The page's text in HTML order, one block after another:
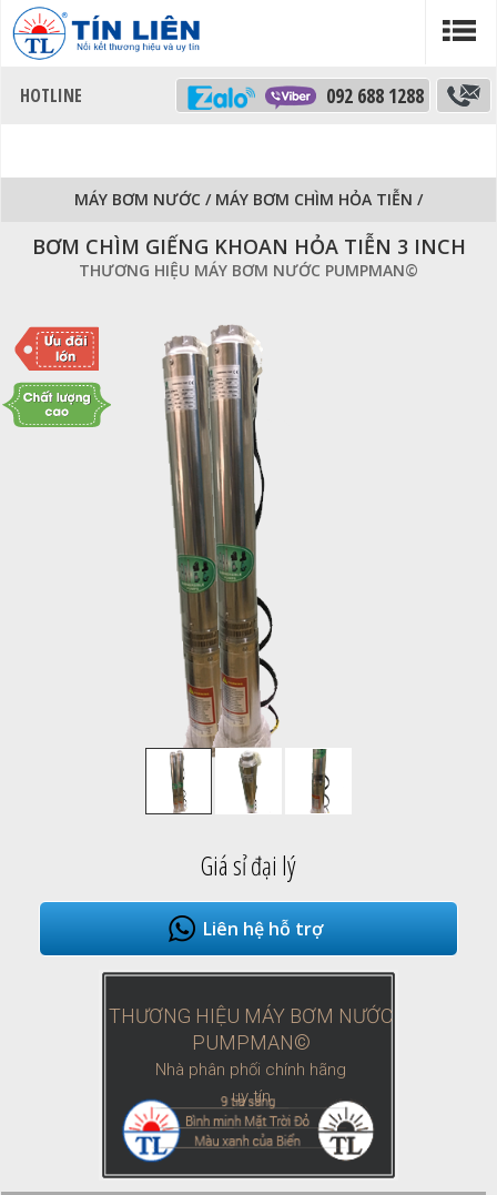
092 688 1288
MÁY BƠM NƯỚC / MÁY BƠM CHÌM HỎA TIỄN /
BƠM CHÌM GIẾNG KHOAN HỎA TIỄN 3 INCH
THƯƠNG HIỆU MÁY BƠM NƯỚC PUMPMAN©
Giá sỉ đại lý
Liên hệ hỗ trợ
THƯƠNG HIỆU MÁY BƠM NƯỚC
PUMPMAN©
Nhà phân phối chính hãng
uy tín